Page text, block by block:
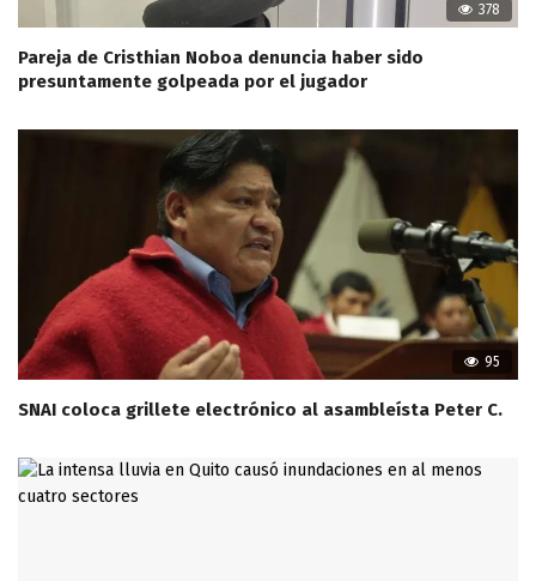
378
Pareja de Cristhian Noboa denuncia haber sido
presuntamente golpeada por el jugador
95
SNAI coloca grillete electrónico al asambleísta Peter C.